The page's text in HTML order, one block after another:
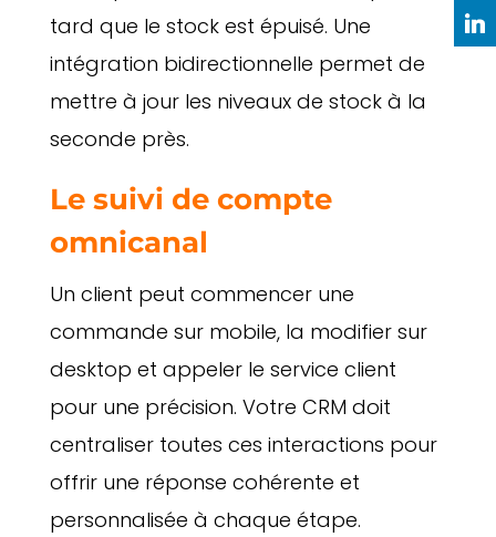
tard que le stock est épuisé. Une
intégration bidirectionnelle permet de
mettre à jour les niveaux de stock à la
seconde près.
Le suivi de compte
omnicanal
Un client peut commencer une
commande sur mobile, la modifier sur
desktop et appeler le service client
pour une précision. Votre CRM doit
centraliser toutes ces interactions pour
offrir une réponse cohérente et
personnalisée à chaque étape.